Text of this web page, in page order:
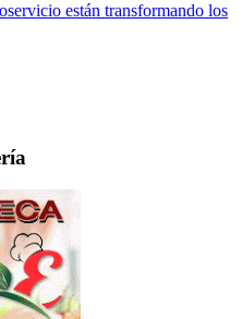
están transformando los